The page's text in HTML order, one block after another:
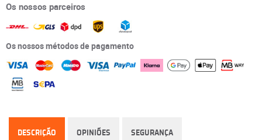
Os nossos parceiros
Os nossos métodos de pagamento
DESCRIÇÃO OPINIÕES SEGURANÇA